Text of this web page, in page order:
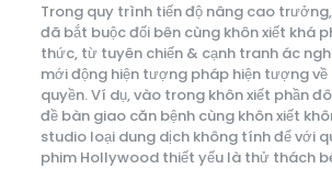
Trong quy trình tiến độ nâng cao
đã bắt buộc đối bên cùng khôn xiết khá
thức, từ tuyên chiến & cạnh tranh ác
mới động hiện tượng pháp hiện tượng
quyền. Ví dụ, vào trong khôn xiết phần
đề bàn giao căn bệnh cùng khôn xiết
studio loại dung dịch không tính để với
phim Hollywood thiết yếu là thử thách